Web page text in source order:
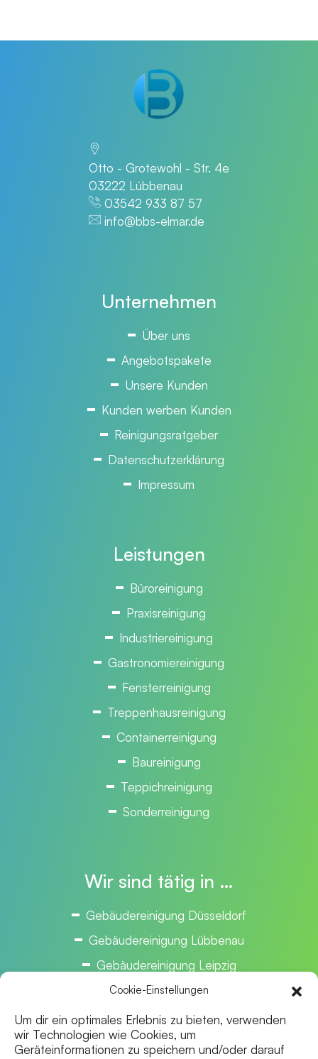
Cookie-Einstellungen
Um dir ein optimales Erlebnis zu bieten, verwenden
wir Technologien wie Cookies, um
Geräteinformationen zu speichern und/oder darauf
Otto - Grotewohl - Str. 4e
03222 Lübbenau
03542 933 87 57
info@bbs-elmar.de
Unternehmen
Über uns
Angebotspakete
Unsere Kunden
Kunden werben Kunden
Reinigungsratgeber
Datenschutzerklärung
Impressum
Leistungen
Büroreinigung
Praxisreinigung
Industriereinigung
Gastronomiereinigung
Fensterreinigung
Treppenhausreinigung
Containerreinigung
Baureinigung
Teppichreinigung
Sonderreinigung
Wir sind tätig in …
Gebäudereinigung Düsseldorf
Gebäudereinigung Lübbenau
Gebäudereinigung Leipzig
Gebäudereinigung Magdeburg
Gebäudereinigung Bielefeld
Gebäudereinigung Hannover